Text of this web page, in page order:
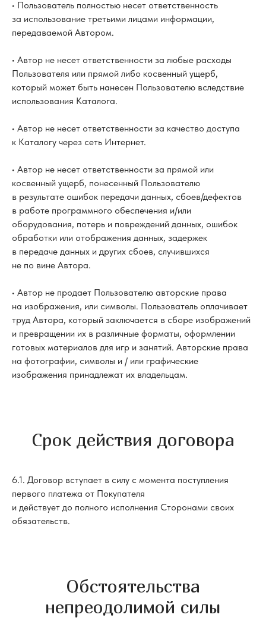
• Пользователь полностью несет ответственность
за использование третьими лицами информации,
передаваемой Автором.
• Автор не несет ответственности за любые расходы
Пользователя или прямой либо косвенный ущерб,
который может быть нанесен Пользователю вследствие
использования Каталога.
• Автор не несет ответственности за качество доступа
к Каталогу через сеть Интернет.
• Автор не несет ответственности за прямой или
косвенный ущерб, понесенный Пользователю
в результате ошибок передачи данных, сбоев/дефектов
в работе программного обеспечения и/или
оборудования, потерь и повреждений данных, ошибок
обработки или отображения данных, задержек
в передаче данных и других сбоев, случившихся
не по вине Автора.
• Автор не продает Пользователю авторские права
на изображения, или символы. Пользователь оплачивает
труд Автора, который заключается в сборе изображений
и превращении их в различные форматы, оформлении
готовых материалов для игр и занятий. Авторские права
на фотографии, символы и / или графические
изображения принадлежат их владельцам.
Срок действия договора
6.1. Договор вступает в силу с момента поступления
первого платежа от Покупателя
и действует до полного исполнения Сторонами своих
обязательств.
Обстоятельства
непреодолимой силы